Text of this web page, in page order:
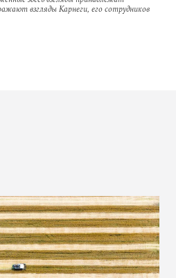
взгляды Карнеги, его сотрудников